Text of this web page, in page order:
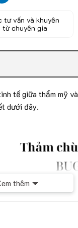
tư vấn và khuyên
từ chuyên gia
tế giữa thẩm mỹ
dưới đây.
thêm